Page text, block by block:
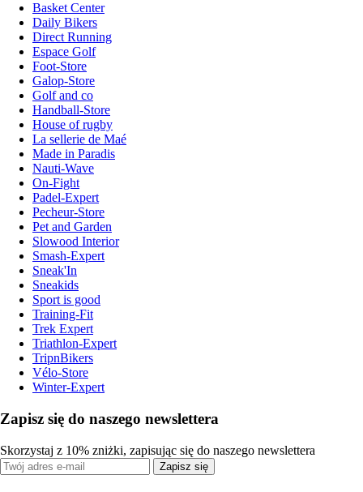
Basket Center
Daily Bikers
Direct Running
Espace Golf
Foot-Store
Galop-Store
Golf and co
Handball-Store
House of rugby
La sellerie de Maé
Made in Paradis
Nauti-Wave
On-Fight
Padel-Expert
Pecheur-Store
Pet and Garden
Slowood Interior
Smash-Expert
Sneak'In
Sneakids
Sport is good
Training-Fit
Trek Expert
Triathlon-Expert
TripnBikers
Vélo-Store
Winter-Expert
Zapisz się do naszego newslettera
Skorzystaj z 10% zniżki, zapisując się do naszego newslettera
Zapisz się